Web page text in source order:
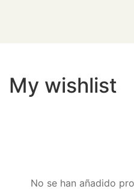
My wishlist
No se han añadido